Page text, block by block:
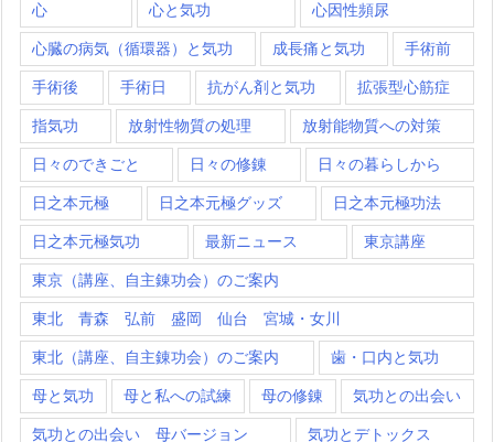
心 心と気功 心因性頻尿
心臓の病気（循環器）と気功 成長痛と気功 手術前
手術後 手術日 抗がん剤と気功 拡張型心筋症
指気功 放射性物質の処理 放射能物質への対策
日々のできごと 日々の修錬 日々の暮らしから
日之本元極 日之本元極グッズ 日之本元極功法
日之本元極気功 最新ニュース 東京講座
東京（講座、自主錬功会）のご案内
東北 青森 弘前 盛岡 仙台 宮城・女川
東北（講座、自主錬功会）のご案内 歯・口内と気功
母と気功 母と私への試練 母の修錬 気功との出会い
気功との出会い 母バージョン 気功とデトックス